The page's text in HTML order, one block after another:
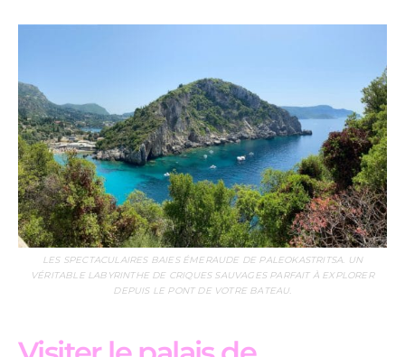
LES SPECTACULAIRES BAIES ÉMERAUDE DE PALEOKASTRITSA. UN
VÉRITABLE LABYRINTHE DE CRIQUES SAUVAGES PARFAIT À EXPLORER
DEPUIS LE PONT DE VOTRE BATEAU.